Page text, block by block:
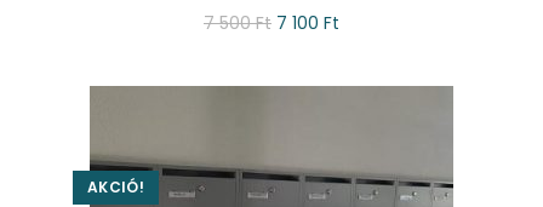
7 500Ft 7 100 Ft
AKCIÓ!